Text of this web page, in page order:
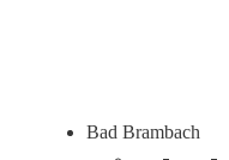
Bad Brambach